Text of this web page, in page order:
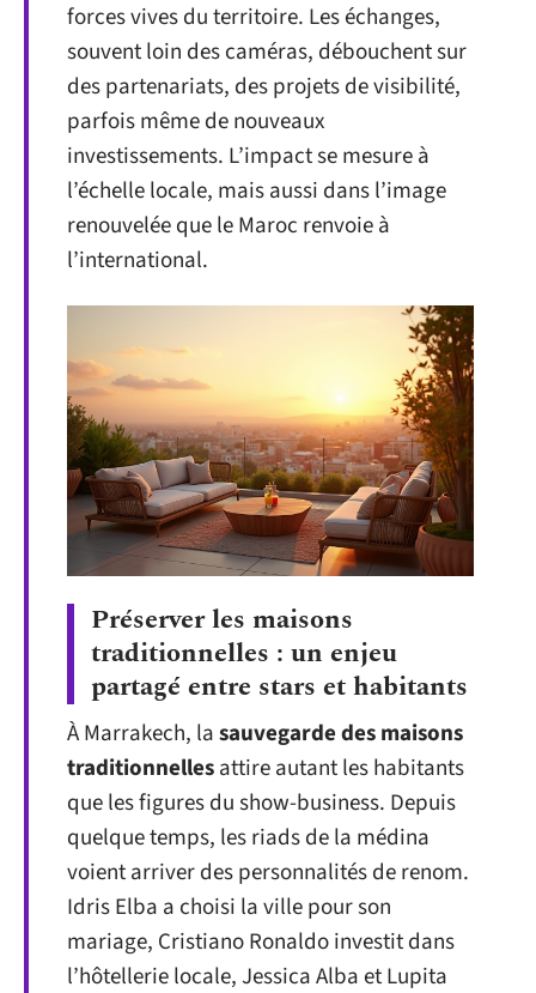
forces vives du territoire. Les échanges,
souvent loin des caméras, débouchent sur
des partenariats, des projets de visibilité,
parfois même de nouveaux
investissements. L’impact se mesure à
l’échelle locale, mais aussi dans l’image
renouvelée que le Maroc renvoie à
l’international.
Préserver les maisons
traditionnelles : un enjeu
partagé entre stars et habitants
À Marrakech, lasauvegarde des maisons
traditionnellesattire autant les habitants
que les figures du show-business. Depuis
quelque temps, les riads de la médina
voient arriver des personnalités de renom.
Idris Elba a choisi la ville pour son
mariage, Cristiano Ronaldo investit dans
l’hôtellerie locale, Jessica Alba et Lupita